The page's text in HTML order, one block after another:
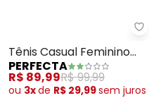
Tênis Casual Feminino
(Branco) em Sintético
PERFECTA
R$ 89,99R$ 99,99
ou 3xde R$ 29,99sem juros